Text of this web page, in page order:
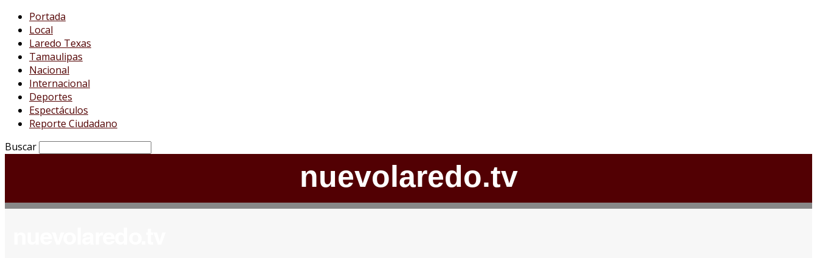
Portada
Local
Laredo Texas
Tamaulipas
Nacional
Internacional
Deportes
Espectáculos
Reporte Ciudadano
Buscar
nuevolaredo.tv